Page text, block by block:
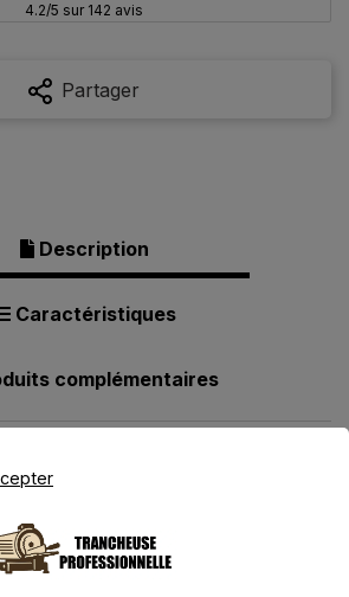
4.2/5 sur 142 avis
Partager
Description
Caractéristiques
complémentaires
200W - Duo lames